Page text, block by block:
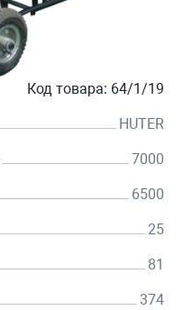
Код товара: 64/1/19
HUTER
7000
6500
25
81
374